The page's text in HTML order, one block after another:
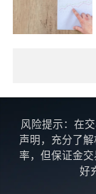
风险提示：在
声明，充分了
率，但保证金
好